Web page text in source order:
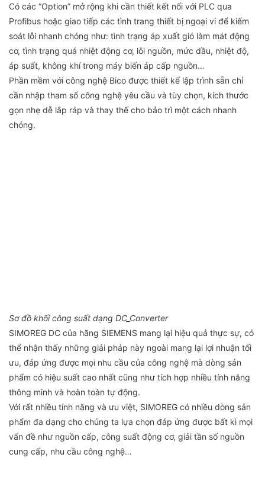
Có các “Option” mở rộng khi cần thiết kết nối với PLC qua
Profibus hoặc giao tiếp các tình trang thiết bị ngoại vi để kiểm
soát lỗi nhanh chóng như: tình trạng áp xuất gió làm mát động
cơ, tình trạng quá nhiệt động cơ, lỗi nguồn, mức dầu, nhiệt độ,
áp suất, không khí trong máy biến áp cấp nguồn…
Phần mềm với công nghệ Bico được thiết kế lập trình sẵn chỉ
cần nhập tham số công nghệ yêu cầu và tùy chọn, kích thước
gọn nhẹ dễ lắp ráp và thay thế cho bảo trì một cách nhanh
chóng.
Sơ đồ khối công suất dạng DC_Converter
SIMOREG DC của hãng SIEMENS mang lại hiệu quả thực sự, có
thể nhận thấy những giải pháp này ngoài mang lại lợi nhuận tối
ưu, đáp ứng được mọi nhu cầu của công nghệ mà dòng sản
phẩm có hiệu suất cao nhất cũng như tích hợp nhiều tính năng
thông minh và hoàn toàn tự động.
Với rất nhiều tính năng và ưu việt, SIMOREG có nhiều dòng sản
phẩm đa dạng cho chúng ta lựa chọn đáp ứng được bất kì mọi
vấn đề như nguồn cấp, công suất động cơ, giải tần số nguồn
cung cấp, nhu cầu công nghệ…